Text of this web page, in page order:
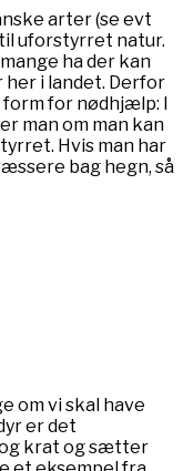
arter (se evt
til uforstyrret natur.
ha der kan
i landet. Derfor
for nødhjælp: I
man om man kan
Hvis man har
bag hegn, så
om vi skal have
er det
krat og sætter